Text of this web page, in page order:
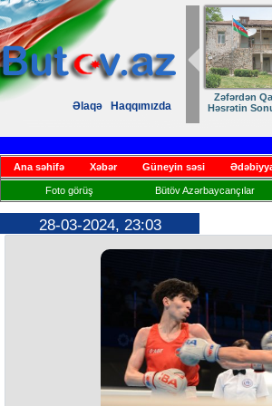
Əlaqə Haqqımızda
Zəfərdən
Həsrətin
Ana səhifə Xəbər Güneyin səsi
Foto görüş Bütöv Azərbaycançılar
28-03-2024, 23:03